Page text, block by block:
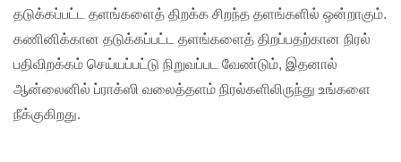
தடுக்கப்பட்ட தளங்களைத் திறக்க சிறந்த தளங்களில் ஒன்றாகும்.
கணினிக்கான தடுக்கப்பட்ட தளங்களைத் திறப்பதற்கான நிரல்
பதிவிறக்கம் செய்யப்பட்டு நிறுவப்பட வேண்டும், இதனால்
ஆன்லைனில் ப்ராக்ஸி வலைத்தளம் நிரல்களிலிருந்து உங்களை
நீக்குகிறது.